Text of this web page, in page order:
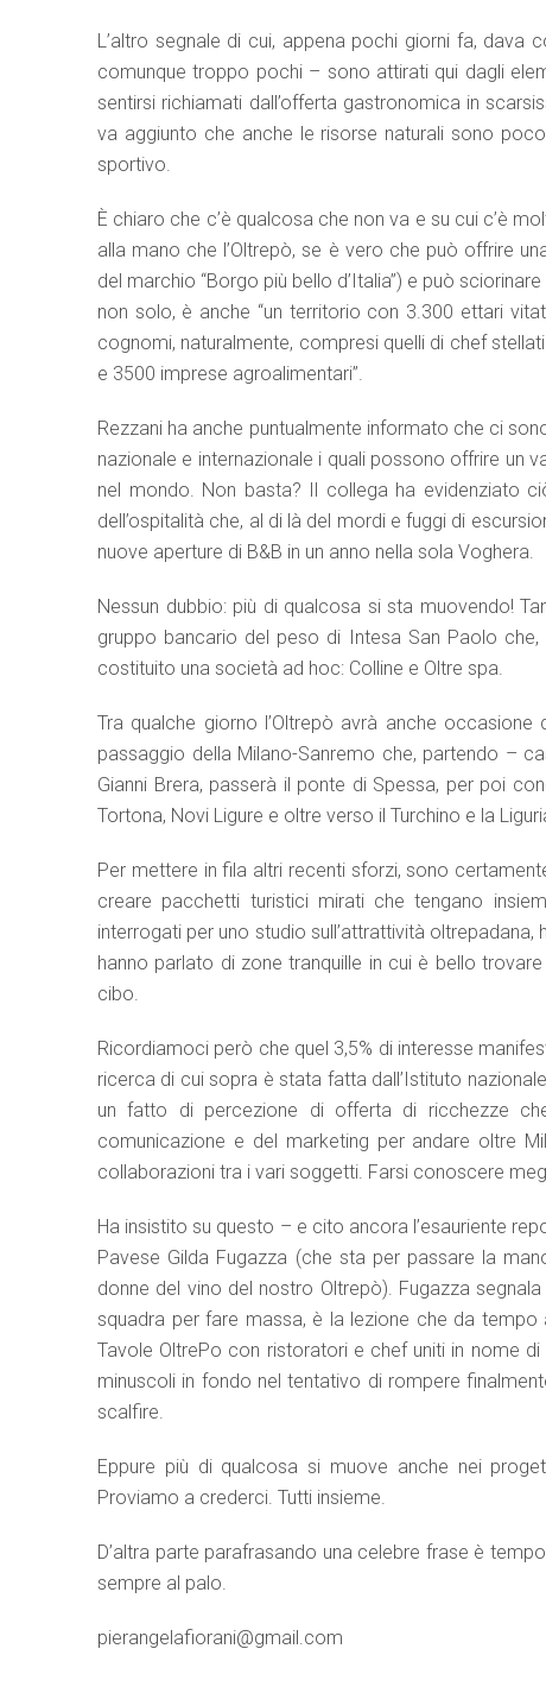
L’altro segnale di cui, appena pochi giorni fa,
comunque troppo pochi – sono attirati qui dagli
sentirsi richiamati dall’offerta gastronomica in
va aggiunto che anche le risorse naturali sono
sportivo.
È chiaro che c’è qualcosa che non va e su cui c’è
alla mano che l’Oltrepò, se è vero che può offrire
del marchio “Borgo più bello d’Italia”) e può
non solo, è anche “un territorio con 3.300 ettari
cognomi, naturalmente, compresi quelli di chef
e 3500 imprese agroalimentari”.
Rezzani ha anche puntualmente informato che ci
nazionale e internazionale i quali possono offrire un
nel mondo. Non basta? Il collega ha evidenziato
dell’ospitalità che, al di là del mordi e fuggi di
nuove aperture di B&B in un anno nella sola Voghera.
Nessun dubbio: più di qualcosa si sta muovendo!
gruppo bancario del peso di Intesa San Paolo
costituito una società ad hoc: Colline e Oltre spa.
Tra qualche giorno l’Oltrepò avrà anche
passaggio della Milano-Sanremo che, partendo –
Gianni Brera, passerà il ponte di Spessa, per poi
Tortona, Novi Ligure e oltre verso il Turchino e la
Per mettere in fila altri recenti sforzi, sono
creare pacchetti turistici mirati che tengano
interrogati per uno studio sull’attrattività
hanno parlato di zone tranquille in cui è bello
cibo.
Ricordiamoci però che quel 3,5% di interesse
ricerca di cui sopra è stata fatta dall’Istituto
un fatto di percezione di offerta di ricchezze
comunicazione e del marketing per andare oltre
collaborazioni tra i vari soggetti. Farsi conoscere
Ha insistito su questo – e cito ancora l’esauriente
Pavese Gilda Fugazza (che sta per passare la
donne del vino del nostro Oltrepò). Fugazza
squadra per fare massa, è la lezione che da
Tavole OltrePo con ristoratori e chef uniti in nome
minuscoli in fondo nel tentativo di rompere
scalfire.
Eppure più di qualcosa si muove anche nei
Proviamo a crederci. Tutti insieme.
D’altra parte parafrasando una celebre frase è
sempre al palo.
pierangelafiorani@gmail.com